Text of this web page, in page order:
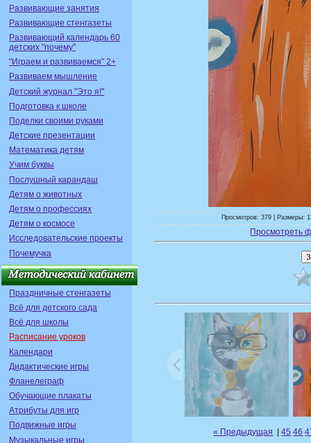
Развивающие занятия
Развивающие стенгазеты
Развивающий календарь 60
детских "почему"
"Играем и развиваемся" 2+
Развиваем мышление
Детский журнал "Это я!"
Подготовка к школе
Поделки своими руками
Детские презентации
Математика детям
Учим буквы
Послушный карандаш
Детям о животных
Детям о профессиях
Детям о космосе
Исследовательские проекты
Почемучка
Праздничные стенгазеты
Всё для детского сада
Всё для школы
Расписание уроков
Календари
Дидактические игры
Фланелеграф
Обучающие плакаты
Атрибуты для игр
Подвижные игры
Музыкальные игры
Просмотров: 379 | Размеры:
Просмотреть
« Предыдущая |45 46